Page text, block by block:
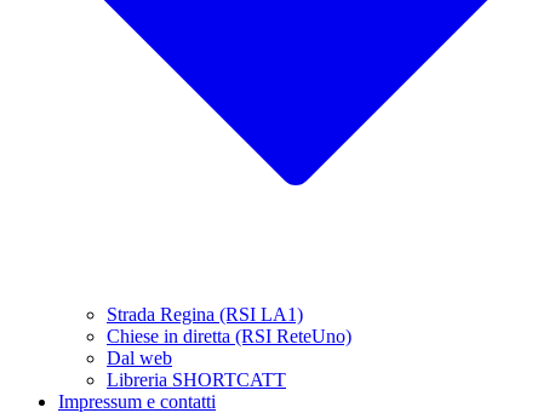
Strada Regina (RSI LA1)
Chiese in diretta (RSI ReteUno)
Dal web
Libreria SHORTCATT
Impressum e contatti